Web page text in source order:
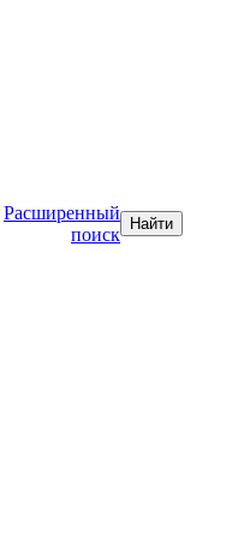
Расширенный
поиск